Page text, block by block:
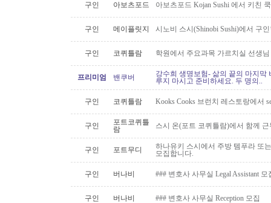
구인 아보츠포드 아보츠포드 Kojan Sushi 에서 키친
구인 메이플릿지 시노비 스시(Shinobi Sushi)에서 구
구인 코퀴틀람 학원에서 주요과목 가르치실 선생
프리미엄 밴쿠버
강수희 생명보험- 삶의 끝의 마지막
루지 마시고 준비하세요. 두 명의..
구인 코퀴틀람 Kooks Cooks 브런치 레스토랑에서
구인
포트코퀴틀
람
스시 온(포트 코퀴틀람)에서 함께
구인 포트무디
하나유키 스시에서 주방 템푸라 또
모집합니다.
구인 버나비 ### 변호사 사무실 Legal Assistant 모
구인 버나비 ### 변호사 사무실 Reception 모집